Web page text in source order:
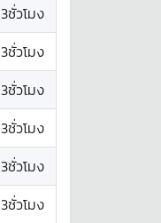
3ชั่วโมง
3ชั่วโมง
3ชั่วโมง
3ชั่วโมง
3ชั่วโมง
3ชั่วโมง